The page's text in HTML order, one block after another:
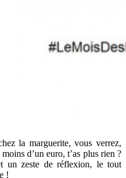
la marguerite, vous verrez,
d’un euro, t’as plus rien ?
un zeste de réflexion, le tout
!